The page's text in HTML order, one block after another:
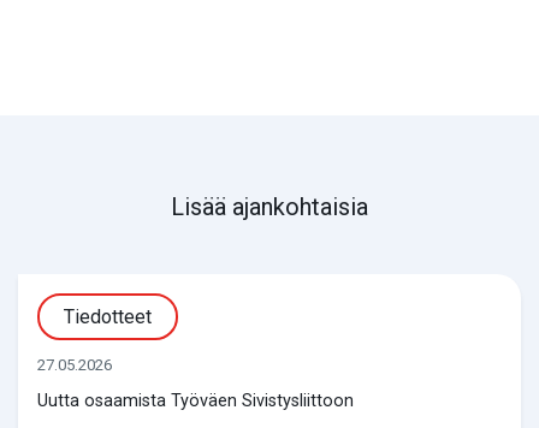
Lisää ajankohtaisia
Tiedotteet
27.05.2026
Uutta osaamista Työväen Sivistysliittoon